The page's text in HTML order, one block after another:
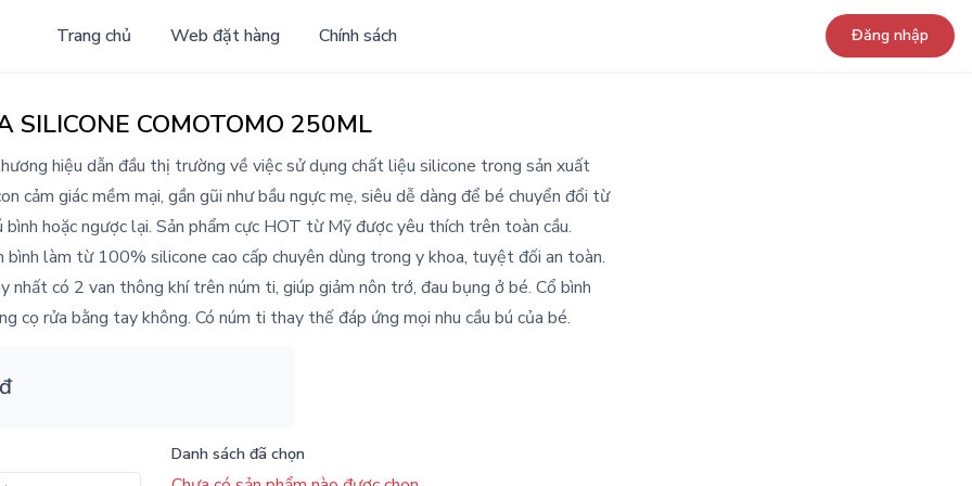
Trang chủ Web đặt hàng Chính sách Đăng nhập
SILICONE COMOTOMO 250ML
hiệu dẫn đầu thị trường về việc sử dụng chất liệu silicone trong sản xuất
cảm giác mềm mại, gần gũi như bầu ngực mẹ, siêu dễ dàng để bé chuyển đổi từ
bình hoặc ngược lại. Sản phẩm cực HOT từ Mỹ được yêu thích trên toàn cầu.
bình làm từ 100% silicone cao cấp chuyên dùng trong y khoa, tuyệt đối an toàn.
nhất có 2 van thông khí trên núm ti, giúp giảm nôn trớ, đau bụng ở bé. Cổ bình
cọ rửa bằng tay không. Có núm ti thay thế đáp ứng mọi nhu cầu bú của bé.
Danh sách đã chọn